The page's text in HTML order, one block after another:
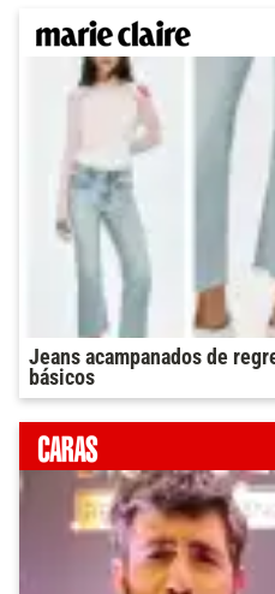
Jeans acampanados de
básicos